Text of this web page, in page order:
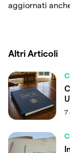
aggiornati
Altri Articoli
7